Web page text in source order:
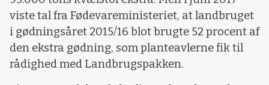
viste tal fra Fødevareministeriet, at landbruget
i gødningsåret 2015/16 blot brugte 52 procent af
den ekstra gødning, som planteavlerne fik til
rådighed med Landbrugspakken.